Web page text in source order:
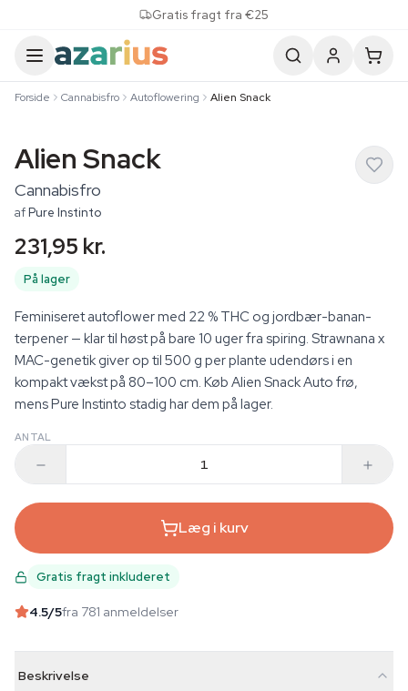
Gratis fragt fra €25
Forside Cannabisfro Autoflowering Alien Snack
Alien Snack
Cannabisfro
afPure Instinto
231,95 kr.
På lager
Feminiseret autoflower med 22 % THC og jordbær-banan-
terpener — klar til høst på bare 10 uger fra spiring. Strawnana x
MAC-genetik giver op til 500 g per plante udendørs i en
kompakt vækst på 80–100 cm. Køb Alien Snack Auto frø,
mens Pure Instinto stadig har dem på lager.
ANTAL
Læg i kurv
Gratis fragt inkluderet
4.5/5fra 781 anmeldelser
Beskrivelse